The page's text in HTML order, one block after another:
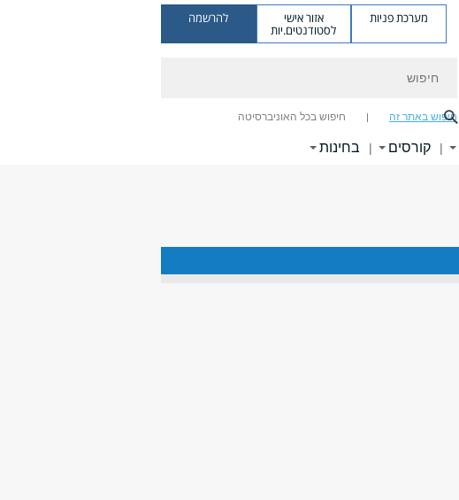
מערכת פניות אזור אישי
לסטודנטים.יות
להרשמה
חיפוש באתר זה חיפוש בכל האוניברסיטה
| קורסים | בחינות